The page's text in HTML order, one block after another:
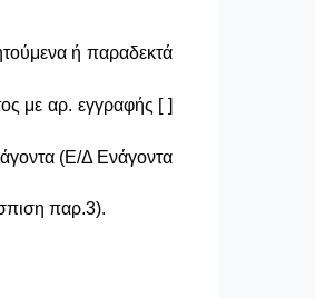
ή παραδεκτά
με αρ. εγγραφής [ ]
(Ε/Δ Ενάγοντα
παρ.3).